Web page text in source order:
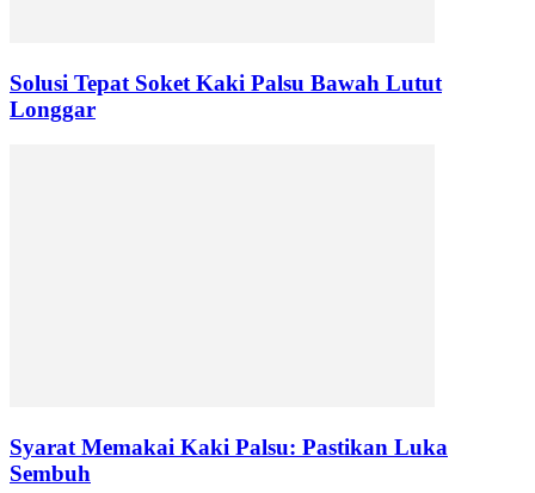
Solusi Tepat Soket Kaki Palsu Bawah Lutut
Longgar
Syarat Memakai Kaki Palsu: Pastikan Luka
Sembuh